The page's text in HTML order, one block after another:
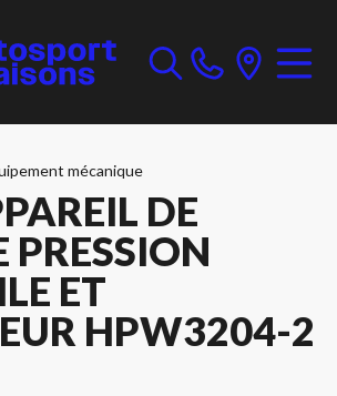
mécanique
DE
PRESSION
ET
HPW3204-2